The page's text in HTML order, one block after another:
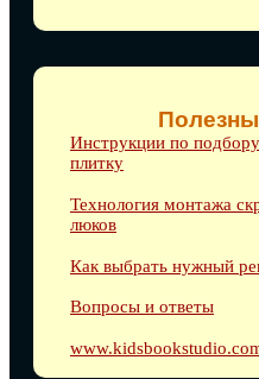
Инструкции по
плитку
Технология монтажа
люков
Как выбрать нужный
Вопросы и ответы